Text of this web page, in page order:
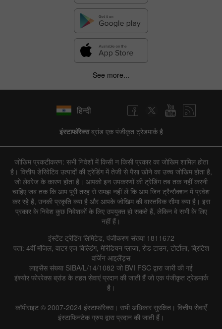
See more...
हिन्दी
इंस्टाफॉरेक्सब्रांड एक पंजीकृत ट्रेडमार्क है
जोखिम प्रकटीकरण: सभी निवेशों में किसी न किसी प्रकार का जोखिम शामिल होता
है। वित्तीय डेरिवेटिव उत्पादों की ट्रेडिंग में तेजी से पैसा खोने का उच्च जोखिम होता है,
जो लेवरेज के कारण होता है। आपको इन उपकरणों की ट्रेडिंग तब तक नहीं करनी
चाहिए जब तक कि आप पूरी तरह से समझ नहीं लें कि आप जिन ट्रैन्सैक्शन में प्रवेश
कर रहे हैं, उनकी प्रकृति क्या है और आपके जोखिम की वास्तविक सीमा क्या है। इस
प्रकार के निवेश कुछ निवेशकों के लिए उपयुक्त हो सकते हैं, लेकिन वे सभी के लिए
नहीं हैं।
इंस्टेंट ट्रेडिंग लिमिटेड, पंजीकरण संख्या 1811672
पता: 4वीं मंजिल, वाटर एज बिल्डिंग, मेरिडियन प्लाजा, रोड टाउन, टोर्टोला, ब्रिटिश
वर्जिन आइलैंड्स
लाइसेंस संख्या SIBA/L/14/1082 जो BVI FSC द्वारा जारी की गई
इंश्योर फोररेक्स ब्रांड के तहत सेवाएं प्रदान की जाती हैं जो एक पंजीकृत ट्रेडमार्क
है।
कॉपीराइट © 2007-2024 इंस्टाफॉरेक्स। सभी अधिकार सुरक्षित। वित्तीय सेवाएँ
इंस्टाफिनटेक ग्रुप द्वारा प्रदान की जाती हैं।